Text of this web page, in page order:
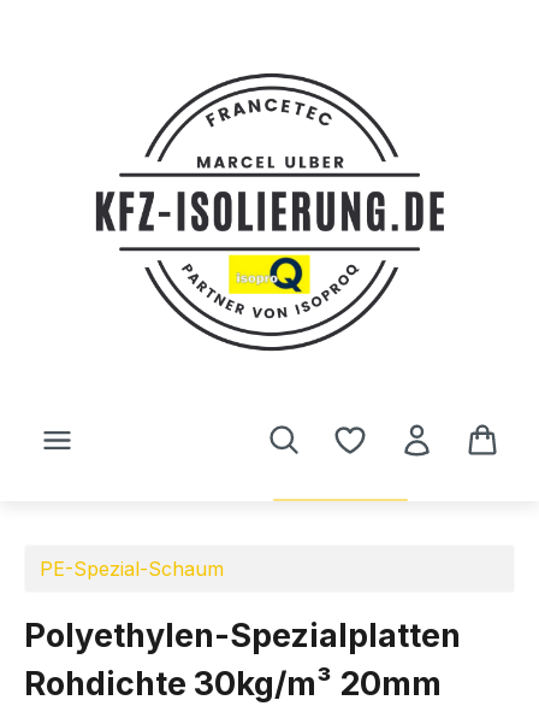
PE-Spezial-Schaum
Polyethylen-Spezialplatten
Rohdichte 30kg/m³ 20mm